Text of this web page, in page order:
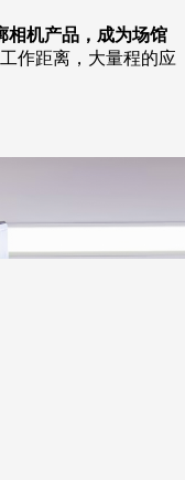
机产品，成为场馆
作距离，大量程的应